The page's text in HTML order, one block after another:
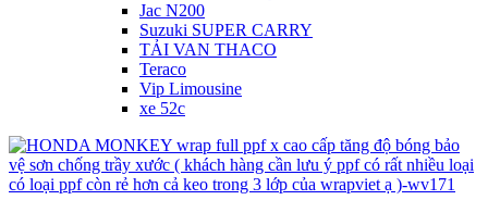
Jac N200
Suzuki SUPER CARRY
TẢI VAN THACO
Teraco
Vip Limousine
xe 52c